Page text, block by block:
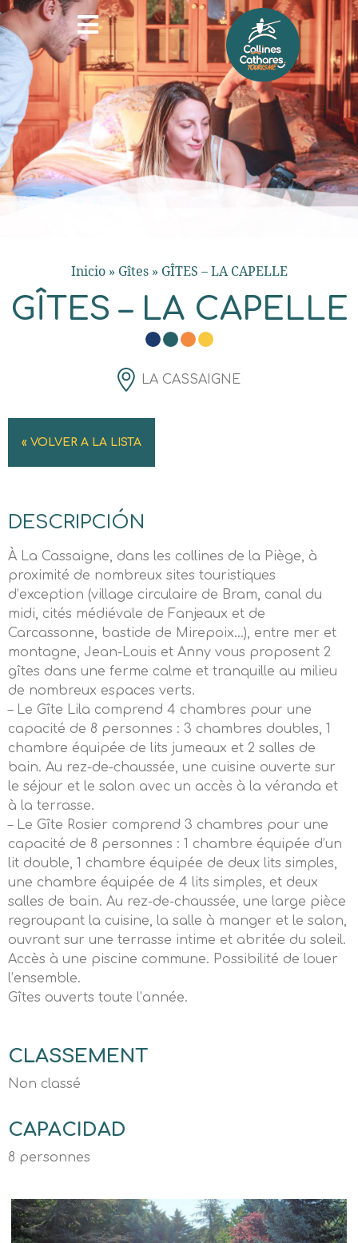
Inicio» Gîtes» GÎTES – LA CAPELLE
GÎTES – LA CAPELLE
LA CASSAIGNE
« VOLVER A LA LISTA
DESCRIPCIÓN
À La Cassaigne, dans les collines de la Piège, à
proximité de nombreux sites touristiques
d’exception (village circulaire de Bram, canal du
midi, cités médiévale de Fanjeaux et de
Carcassonne, bastide de Mirepoix…), entre mer et
montagne, Jean-Louis et Anny vous proposent 2
gîtes dans une ferme calme et tranquille au milieu
de nombreux espaces verts.
– Le Gîte Lila comprend 4 chambres pour une
capacité de 8 personnes : 3 chambres doubles, 1
chambre équipée de lits jumeaux et 2 salles de
bain. Au rez-de-chaussée, une cuisine ouverte sur
le séjour et le salon avec un accès à la véranda et
à la terrasse.
– Le Gîte Rosier comprend 3 chambres pour une
capacité de 8 personnes : 1 chambre équipée d’un
lit double, 1 chambre équipée de deux lits simples,
une chambre équipée de 4 lits simples, et deux
salles de bain. Au rez-de-chaussée, une large pièce
regroupant la cuisine, la salle à manger et le salon,
ouvrant sur une terrasse intime et abritée du soleil.
Accès à une piscine commune. Possibilité de louer
l’ensemble.
Gîtes ouverts toute l’année.
CLASSEMENT
Non classé
CAPACIDAD
8 personnes